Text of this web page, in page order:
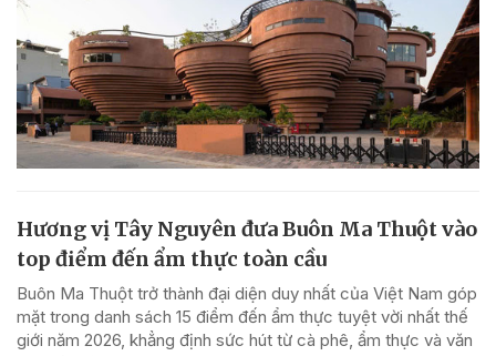
Hương vị Tây Nguyên đưa Buôn Ma Thuột vào
top điểm đến ẩm thực toàn cầu
Buôn Ma Thuột trở thành đại diện duy nhất của Việt Nam góp
mặt trong danh sách 15 điểm đến ẩm thực tuyệt vời nhất thế
giới năm 2026, khẳng định sức hút từ cà phê, ẩm thực và văn